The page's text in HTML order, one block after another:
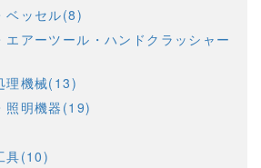
ベッセル(8)
エアーツール・ハンドクラッシャー
理機械(13)
照明機器(19)
具(10)